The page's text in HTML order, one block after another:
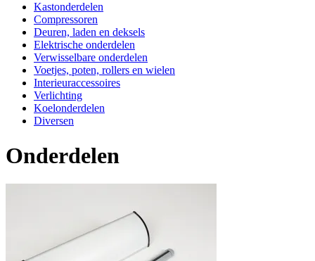
Kastonderdelen
Compressoren
Deuren, laden en deksels
Elektrische onderdelen
Verwisselbare onderdelen
Voetjes, poten, rollers en wielen
Interieuraccessoires
Verlichting
Koelonderdelen
Diversen
Onderdelen